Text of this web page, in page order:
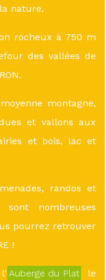
nature.
rocheux à 750 m
des vallées de
montagne,
et vallons aux
et bois, lac et
randos et
sont nombreuses
pourrez retrouver
!
l' Auberge du Plat
le